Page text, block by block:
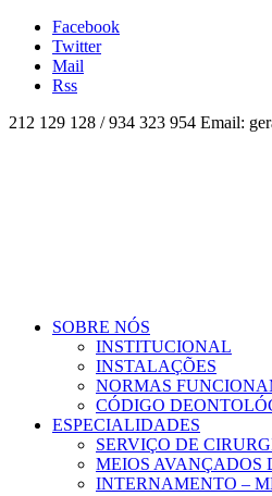
Facebook
Twitter
Mail
Rss
212 129 128 / 934 323 954 Email:
SOBRE NÓS
INSTITUCIONAL
INSTALAÇÕES
NORMAS
CÓDIGO
ESPECIALIDADES
SERVIÇO DE
MEIOS AVANÇADOS
INTERNAMENTO –